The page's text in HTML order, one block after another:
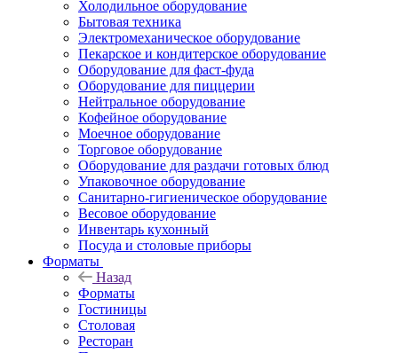
Холодильное оборудование
Бытовая техника
Электромеханическое оборудование
Пекарское и кондитерское оборудование
Оборудование для фаст-фуда
Оборудование для пиццерии
Нейтральное оборудование
Кофейное оборудование
Моечное оборудование
Торговое оборудование
Оборудование для раздачи готовых блюд
Упаковочное оборудование
Санитарно-гигиеническое оборудование
Весовое оборудование
Инвентарь кухонный
Посуда и столовые приборы
Форматы
Назад
Форматы
Гостиницы
Столовая
Ресторан